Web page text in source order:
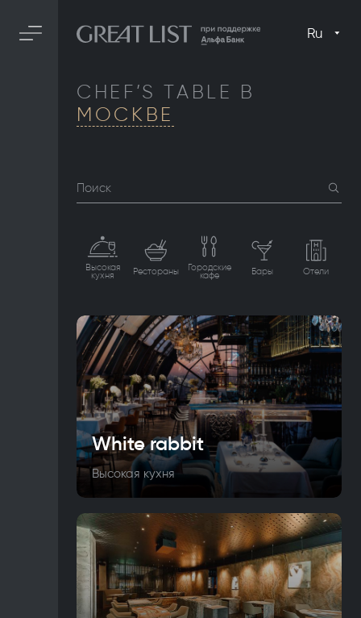
Ru
CHEF’S TABLE В
МОСКВЕ
Поиск
Высокая
кухня Рестораны Городские
кафе Бары Отели
White rabbit
Высокая кухня